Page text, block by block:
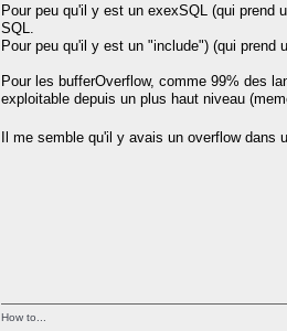
Pour peu qu'il y est un exexSQL (qui
SQL.
Pour peu qu'il y est un "include") (qui
Pour les bufferOverflow, comme 99% des
exploitable depuis un plus haut niveau
Il me semble qu'il y avais un overflow
How to...